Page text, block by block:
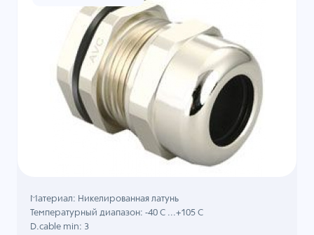
Материал: Никелированная латунь
Температурный диапазон: -40 C ...+105 C
D.cable min: 3